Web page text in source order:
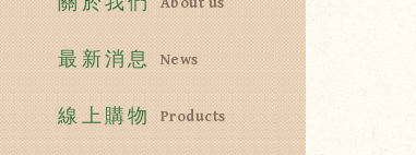
最新消息 News
線上購物 Products